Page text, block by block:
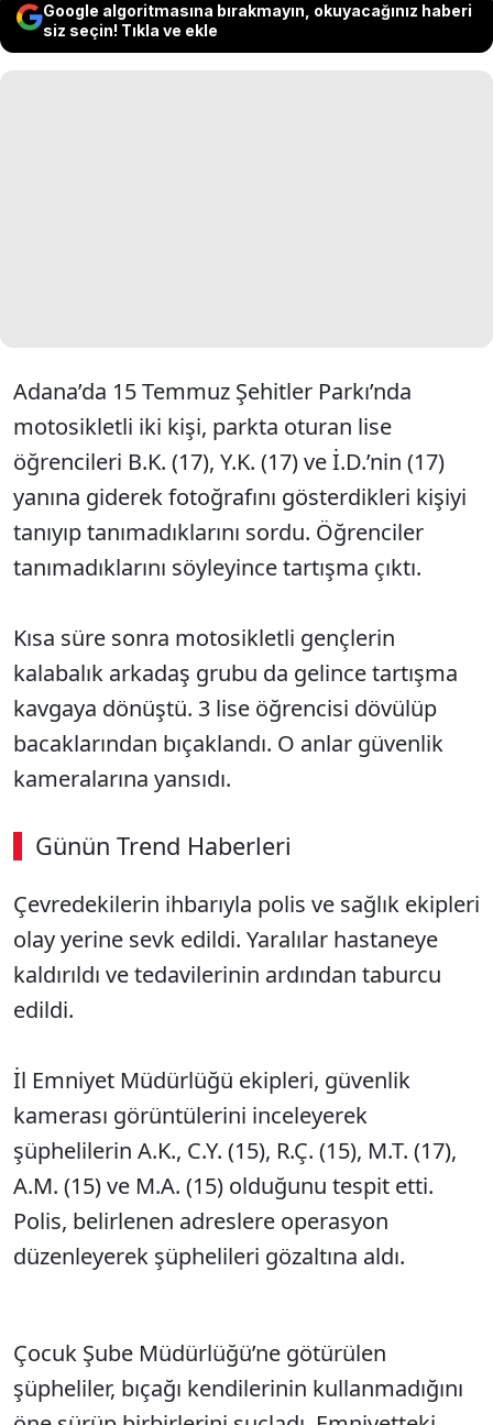
Google algoritmasına bırakmayın, okuyacağınız haberi
siz seçin! Tıkla ve ekle
Adana’da 15 Temmuz Şehitler Parkı’nda
motosikletli iki kişi, parkta oturan lise
öğrencileri B.K. (17), Y.K. (17) ve İ.D.’nin (17)
yanına giderek fotoğrafını gösterdikleri kişiyi
tanıyıp tanımadıklarını sordu. Öğrenciler
tanımadıklarını söyleyince tartışma çıktı.
Kısa süre sonra motosikletli gençlerin
kalabalık arkadaş grubu da gelince tartışma
kavgaya dönüştü. 3 lise öğrencisi dövülüp
bacaklarından bıçaklandı. O anlar güvenlik
kameralarına yansıdı.
Günün Trend Haberleri
00:02 / 09:08
Sesi Aç
Çevredekilerin ihbarıyla polis ve sağlık ekipleri
olay yerine sevk edildi. Yaralılar hastaneye
kaldırıldı ve tedavilerinin ardından taburcu
edildi.
İl Emniyet Müdürlüğü ekipleri, güvenlik
kamerası görüntülerini inceleyerek
şüphelilerin A.K., C.Y. (15), R.Ç. (15), M.T. (17),
A.M. (15) ve M.A. (15) olduğunu tespit etti.
Polis, belirlenen adreslere operasyon
düzenleyerek şüphelileri gözaltına aldı.
Çocuk Şube Müdürlüğü’ne götürülen
şüpheliler, bıçağı kendilerinin kullanmadığını